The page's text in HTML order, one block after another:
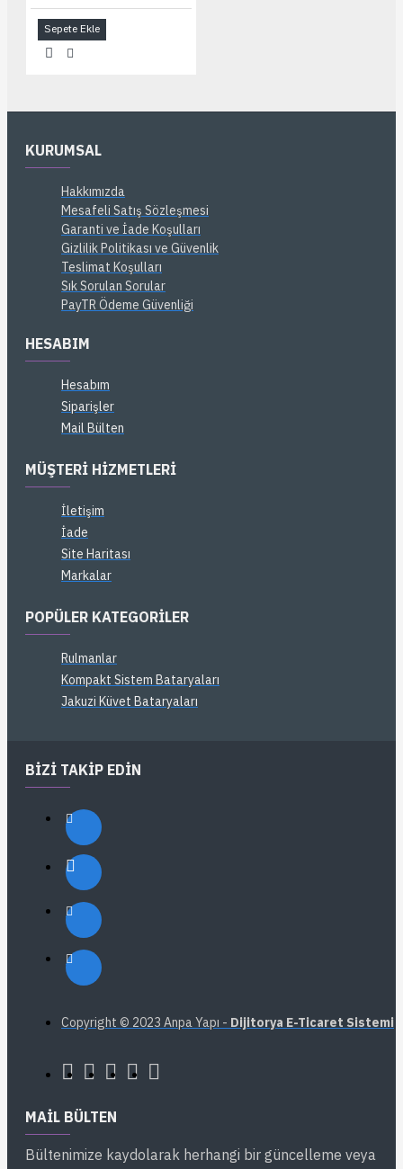
Sepete Ekle
KURUMSAL
Hakkımızda
Mesafeli Satış Sözleşmesi
Garanti ve İade Koşulları
Gizlilik Politikası ve Güvenlik
Teslimat Koşulları
Sık Sorulan Sorular
PayTR Ödeme Güvenliği
HESABIM
Hesabım
Siparişler
Mail Bülten
MÜŞTERI HIZMETLERI
İletişim
İade
Site Haritası
Markalar
POPÜLER KATEGORILER
Rulmanlar
Kompakt Sistem Bataryaları
Jakuzi Küvet Bataryaları
BIZI TAKIP EDIN
Copyright © 2023 Anpa Yapı - Dijitorya E-Ticaret Sistemi
MAIL BÜLTEN
Bültenimize kaydolarak herhangi bir güncelleme veya